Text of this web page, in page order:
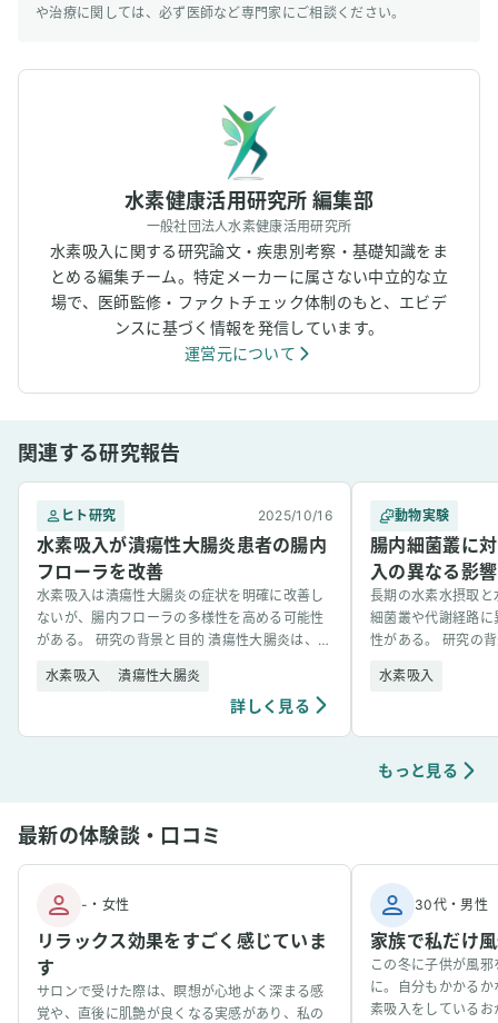
や治療に関しては、必ず医師など専門家にご相談ください。
水素健康活用研究所 編集部
一般社団法人水素健康活用研究所
水素吸入に関する研究論文・疾患別考察・基礎知識をま
とめる編集チーム。特定メーカーに属さない中立的な立
場で、医師監修・ファクトチェック体制のもと、エビデ
ンスに基づく情報を発信しています。
運営元について
関連する研究報告
ヒト研究 2025/10/16
水素吸入が潰瘍性大腸炎患者の腸内
フローラを改善
水素吸入は潰瘍性大腸炎の症状を明確に改善し
ないが、腸内フローラの多様性を高める可能性
がある。 研究の背景と目的 潰瘍性大腸炎は、腸
ーシス）が一因と考え [&hellip;]
水素吸入 潰瘍性大腸炎
詳しく見る
動物実験
腸内細菌叢に
入の異なる影響
長期の水素水摂取
細菌叢や代謝経路
性がある。 研究の
害や炎症、代謝異
水素吸入
もっと見る
最新の体験談・口コミ
- ・ 女性
リラックス効果をすごく感じていま
す
サロンで受けた際は、瞑想が心地よく深まる感
覚や、直後に肌艶が良くなる実感があり、私の
30代・男性
家族で私だけ
この冬に子供が風
に。自分もかかる
素吸入をしている